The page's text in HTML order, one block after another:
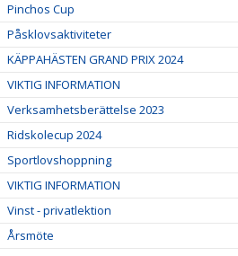
Pinchos Cup
Påsklovsaktiviteter
KÄPPAHÄSTEN GRAND PRIX 2024
VIKTIG INFORMATION
Verksamhetsberättelse 2023
Ridskolecup 2024
Sportlovshoppning
VIKTIG INFORMATION
Vinst - privatlektion
Årsmöte